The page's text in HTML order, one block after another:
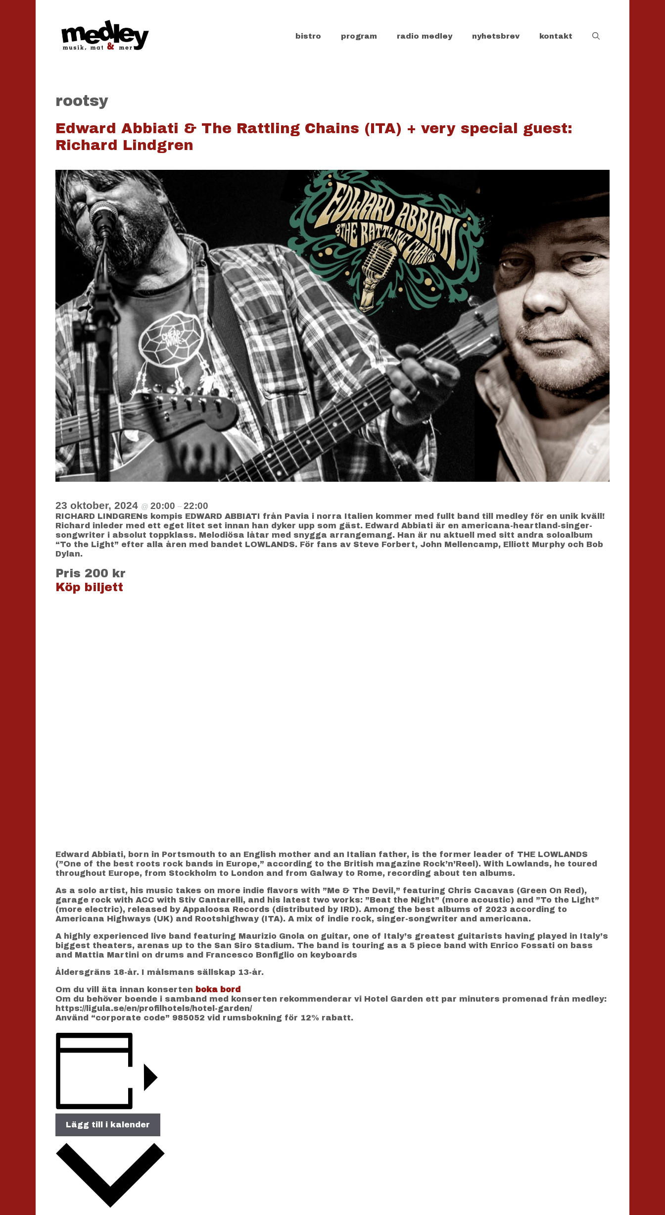
bistro program radio medley nyhetsbrev kontakt
rootsy
Edward Abbiati & The Rattling Chains (ITA) + very special guest:
Richard Lindgren
23 oktober, 2024 @ 20:00 – 22:00
RICHARD LINDGRENs kompis EDWARD ABBIATI från Pavia i norra Italien kommer med fullt band till medley för en unik kväll!
Richard inleder med ett eget litet set innan han dyker upp som gäst. Edward Abbiati är en americana-heartland-singer-
songwriter i absolut toppklass. Melodiösa låtar med snygga arrangemang. Han är nu aktuell med sitt andra soloalbum
“To the Light” efter alla åren med bandet LOWLANDS. För fans av Steve Forbert, John Mellencamp, Elliott Murphy och Bob
Dylan.
Pris 200 kr
Köp biljett
Edward Abbiati, born in Portsmouth to an English mother and an Italian father, is the former leader of THE LOWLANDS
(”One of the best roots rock bands in Europe,” according to the British magazine Rock’n’Reel). With Lowlands, he toured
throughout Europe, from Stockholm to London and from Galway to Rome, recording about ten albums.
As a solo artist, his music takes on more indie flavors with ”Me & The Devil,” featuring Chris Cacavas (Green On Red),
garage rock with ACC with Stiv Cantarelli, and his latest two works: ”Beat the Night” (more acoustic) and ”To the Light”
(more electric), released by Appaloosa Records (distributed by IRD). Among the best albums of 2023 according to
Americana Highways (UK) and Rootshighway (ITA). A mix of indie rock, singer-songwriter and americana.
A highly experienced live band featuring Maurizio Gnola on guitar, one of Italy’s greatest guitarists having played in Italy’s
biggest theaters, arenas up to the San Siro Stadium. The band is touring as a 5 piece band with Enrico Fossati on bass
and Mattia Martini on drums and Francesco Bonfiglio on keyboards
Åldersgräns 18-år. I målsmans sällskap 13-år.
Om du vill äta innan konserten boka bord
Om du behöver boende i samband med konserten rekommenderar vi Hotel Garden ett par minuters promenad från medley:
https://ligula.se/en/profilhotels/hotel-garden/
Använd “corporate code” 985052 vid rumsbokning för 12% rabatt.
Lägg till i kalender